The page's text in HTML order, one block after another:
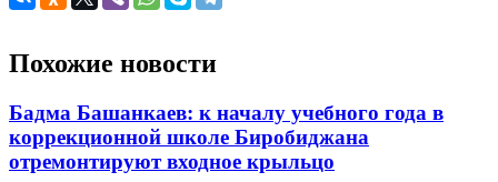
Похожие новости
Бадма Башанкаев: к началу учебного года в
коррекционной школе Биробиджана
отремонтируют входное крыльцо